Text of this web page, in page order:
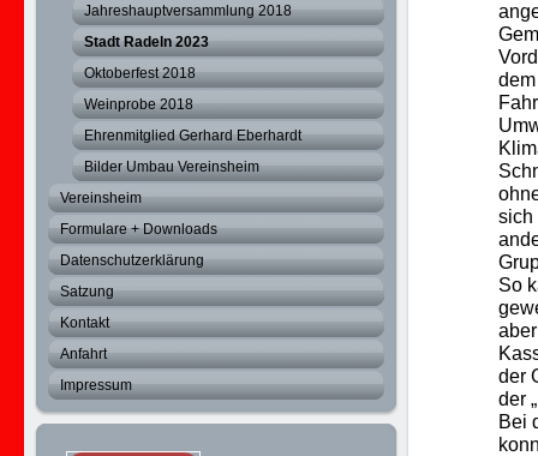
Jahreshauptversammlung 2018
Stadt Radeln 2023
Oktoberfest 2018
Weinprobe 2018
Ehrenmitglied Gerhard Eberhardt
Bilder Umbau Vereinsheim
Vereinsheim
Formulare + Downloads
Datenschutzerklärung
Satzung
Kontakt
Anfahrt
Impressum
sich
So
der
der
Bei